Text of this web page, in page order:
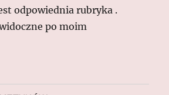
odpowiednia rubryka .
po moim